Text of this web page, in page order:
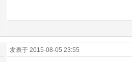
发表于 2015-08-05 23:55